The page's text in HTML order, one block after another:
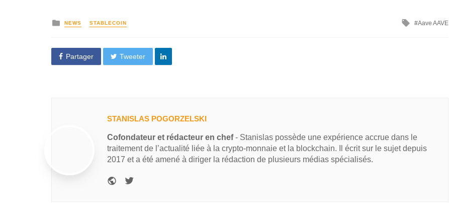
NEWS STABLECOIN Aave AAVE
Partager Tweeter
STANISLAS POGORZELSKI
Cofondateur et rédacteur en chef- Stanislas possède une expérience accrue dans le
traitement de l’actualité liée à la crypto-monnaie et la blockchain. Il écrit sur le sujet depuis
2017 et a été amené à diriger la rédaction de plusieurs médias spécialisés.